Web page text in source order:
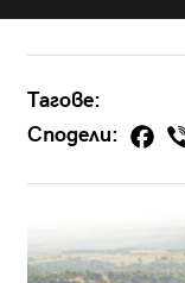
Тагове:
Сподели: